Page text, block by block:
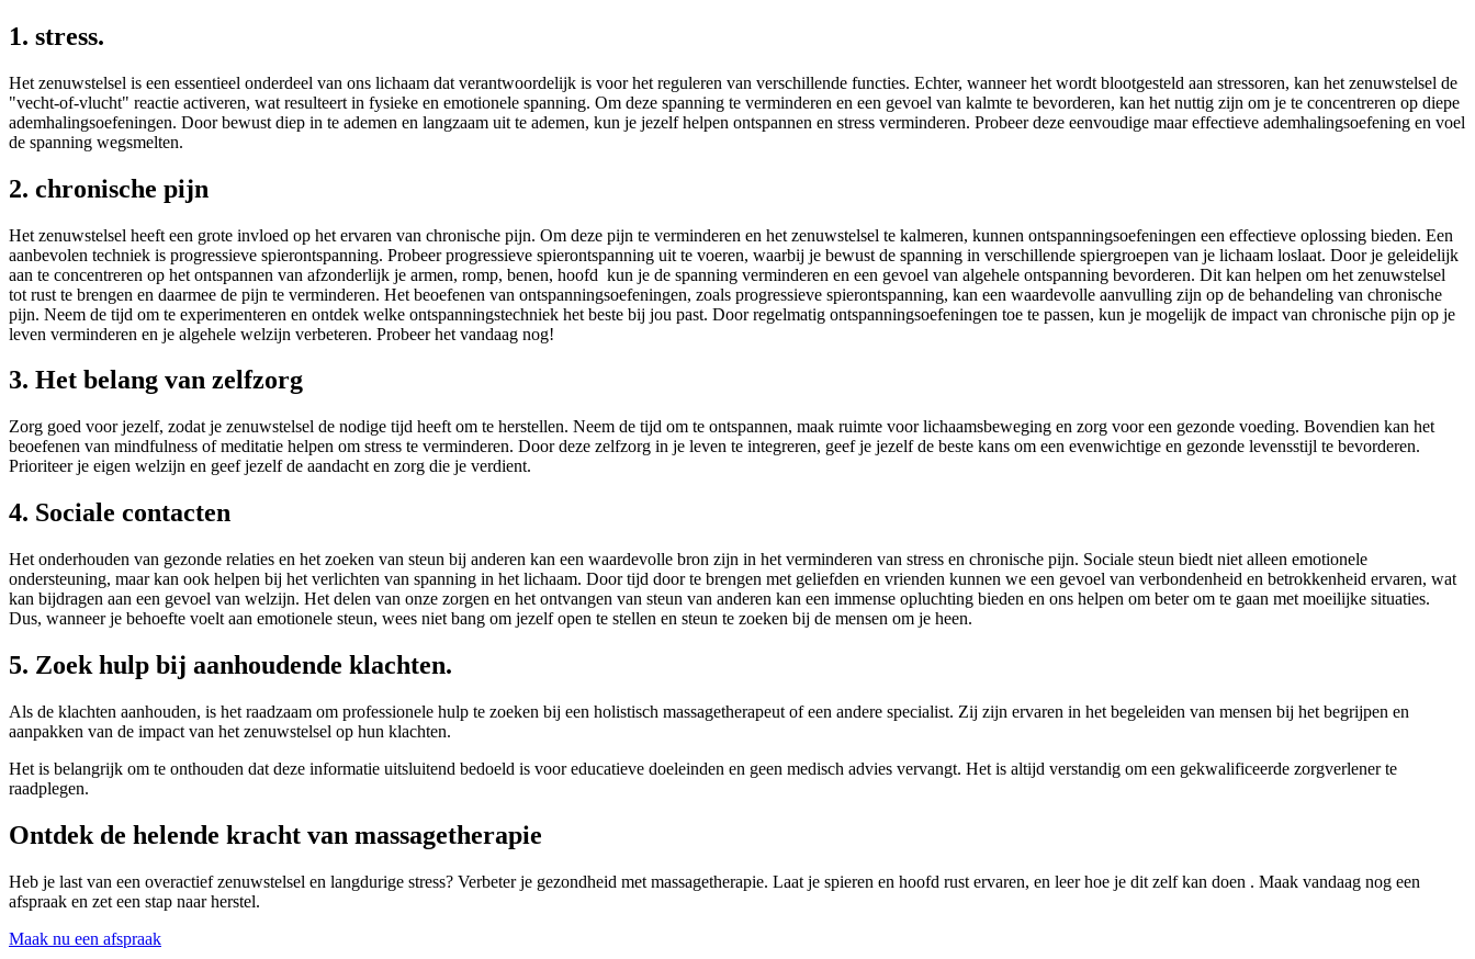
1. stress.
Het zenuwstelsel is een essentieel onderdeel van ons lichaam dat verantwoordelijk is voor het reguleren van verschillende functies. Echter, wanneer het wordt blootgesteld aan stressoren, kan het zenuwstelsel de
"vecht-of-vlucht" reactie activeren, wat resulteert in fysieke en emotionele spanning. Om deze spanning te verminderen en een gevoel van kalmte te bevorderen, kan het nuttig zijn om je te concentreren op diepe
ademhalingsoefeningen. Door bewust diep in te ademen en langzaam uit te ademen, kun je jezelf helpen ontspannen en stress verminderen. Probeer deze eenvoudige maar effectieve ademhalingsoefening en voel
de spanning wegsmelten.
2. chronische pijn
Het zenuwstelsel heeft een grote invloed op het ervaren van chronische pijn. Om deze pijn te verminderen en het zenuwstelsel te kalmeren, kunnen ontspanningsoefeningen een effectieve oplossing bieden. Een
aanbevolen techniek is progressieve spierontspanning. Probeer progressieve spierontspanning uit te voeren, waarbij je bewust de spanning in verschillende spiergroepen van je lichaam loslaat. Door je geleidelijk
aan te concentreren op het ontspannen van afzonderlijk je armen, romp, benen, hoofd kun je de spanning verminderen en een gevoel van algehele ontspanning bevorderen. Dit kan helpen om het zenuwstelsel
tot rust te brengen en daarmee de pijn te verminderen. Het beoefenen van ontspanningsoefeningen, zoals progressieve spierontspanning, kan een waardevolle aanvulling zijn op de behandeling van chronische
pijn. Neem de tijd om te experimenteren en ontdek welke ontspanningstechniek het beste bij jou past. Door regelmatig ontspanningsoefeningen toe te passen, kun je mogelijk de impact van chronische pijn op je
leven verminderen en je algehele welzijn verbeteren. Probeer het vandaag nog!
3. Het belang van zelfzorg
Zorg goed voor jezelf, zodat je zenuwstelsel de nodige tijd heeft om te herstellen. Neem de tijd om te ontspannen, maak ruimte voor lichaamsbeweging en zorg voor een gezonde voeding. Bovendien kan het
beoefenen van mindfulness of meditatie helpen om stress te verminderen. Door deze zelfzorg in je leven te integreren, geef je jezelf de beste kans om een evenwichtige en gezonde levensstijl te bevorderen.
Prioriteer je eigen welzijn en geef jezelf de aandacht en zorg die je verdient.
4. Sociale contacten
Het onderhouden van gezonde relaties en het zoeken van steun bij anderen kan een waardevolle bron zijn in het verminderen van stress en chronische pijn. Sociale steun biedt niet alleen emotionele
ondersteuning, maar kan ook helpen bij het verlichten van spanning in het lichaam. Door tijd door te brengen met geliefden en vrienden kunnen we een gevoel van verbondenheid en betrokkenheid ervaren, wat
kan bijdragen aan een gevoel van welzijn. Het delen van onze zorgen en het ontvangen van steun van anderen kan een immense opluchting bieden en ons helpen om beter om te gaan met moeilijke situaties.
Dus, wanneer je behoefte voelt aan emotionele steun, wees niet bang om jezelf open te stellen en steun te zoeken bij de mensen om je heen.
5. Zoek hulp bij aanhoudende klachten.
Als de klachten aanhouden, is het raadzaam om professionele hulp te zoeken bij een holistisch massagetherapeut of een andere specialist. Zij zijn ervaren in het begeleiden van mensen bij het begrijpen en
aanpakken van de impact van het zenuwstelsel op hun klachten.
Het is belangrijk om te onthouden dat deze informatie uitsluitend bedoeld is voor educatieve doeleinden en geen medisch advies vervangt. Het is altijd verstandig om een gekwalificeerde zorgverlener te
raadplegen.
Ontdek de helende kracht van massagetherapie
Heb je last van een overactief zenuwstelsel en langdurige stress? Verbeter je gezondheid met massagetherapie. Laat je spieren en hoofd rust ervaren, en leer hoe je dit zelf kan doen . Maak vandaag nog een
afspraak en zet een stap naar herstel.
Maak nu een afspraak